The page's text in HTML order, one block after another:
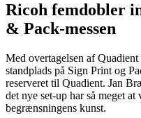
Ricoh femdobler
& Pack-messen
Med overtagelsen af
standplads på Sign Print og
reserveret til Quadient. Jan
det nye set-up har så meget
begrænsningens kunst.